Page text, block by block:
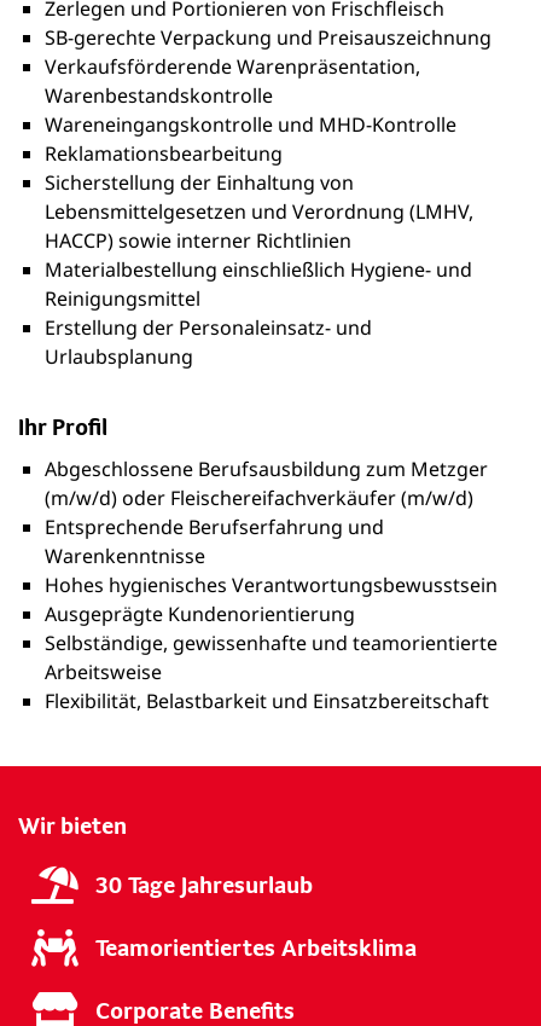
Zerlegen und Portionieren von Frischfleisch
SB-gerechte Verpackung und Preisauszeichnung
Verkaufsförderende Warenpräsentation,
Warenbestandskontrolle
Wareneingangskontrolle und MHD-Kontrolle
Reklamationsbearbeitung
Sicherstellung der Einhaltung von
Lebensmittelgesetzen und Verordnung (LMHV,
HACCP) sowie interner Richtlinien
Materialbestellung einschließlich Hygiene- und
Reinigungsmittel
Erstellung der Personaleinsatz- und
Urlaubsplanung
Ihr Profil
Abgeschlossene Berufsausbildung zum Metzger
(m/w/d) oder Fleischereifachverkäufer (m/w/d)
Entsprechende Berufserfahrung und
Warenkenntnisse
Hohes hygienisches Verantwortungsbewusstsein
Ausgeprägte Kundenorientierung
Selbständige, gewissenhafte und teamorientierte
Arbeitsweise
Flexibilität, Belastbarkeit und Einsatzbereitschaft
Wir bieten
30 Tage Jahresurlaub
Teamorientiertes Arbeitsklima
Corporate Benefits